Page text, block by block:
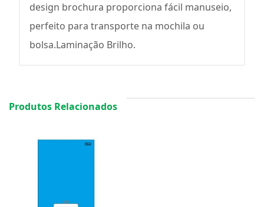
design brochura proporciona fácil manuseio,
perfeito para transporte na mochila ou
bolsa.Laminação Brilho.
Produtos Relacionados